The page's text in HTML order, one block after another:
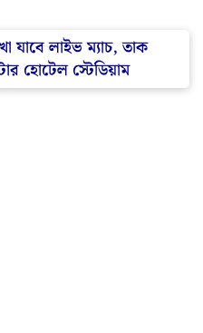
যাবে লাইভ ম্যাচ, তাক
হোটেল স্টেডিয়াম